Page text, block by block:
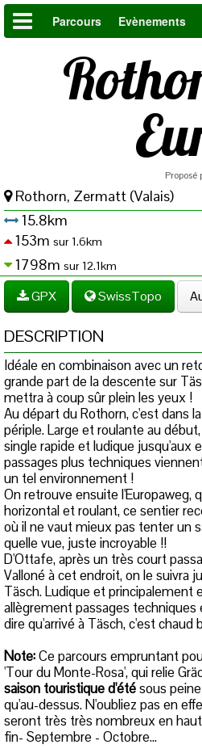
Parcours Evènements
Proposé
Rothorn, Zermatt (Valais)
15.8km
153m sur 1.6km
1798m sur 12.1km
GPX SwissTopo
DESCRIPTION
Idéale en combinaison avec un
grande part de la descente sur
mettra à coup sûr plein les yeux !
Au départ du Rothorn, c'est dans
périple. Large et roulante au
single rapide et ludique jusqu'aux
passages plus techniques
un tel environnement !
On retrouve ensuite l'Europaweg,
horizontal et roulant, ce sentier
où il ne vaut mieux pas tenter un
quelle vue, juste incroyable !!
D'Ottafe, après un très court
Valloné à cet endroit, on le suivra
Täsch. Ludique et principalement
allègrement passages techniques
dire qu'arrivé à Täsch, c'est chaud
Note:Ce parcours empruntant
'Tour du Monte-Rosa', qui relie
saison touristique d'étésous
qu'au-dessus. N'oubliez pas en
seront très très nombreux en
fin- Septembre - Octobre...